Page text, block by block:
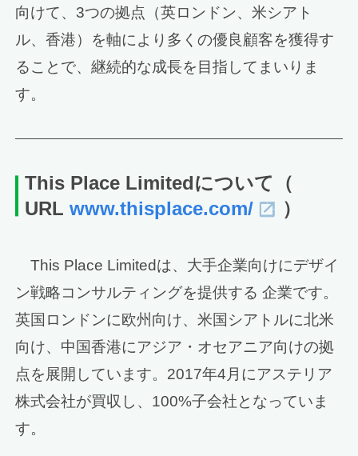
向けて、3つの拠点（英ロンドン、米シアト
ル、香港）を軸により多くの優良顧客を獲得す
ることで、継続的な成長を目指してまいりま
す。
This Place Limitedについて（
URLwww.thisplace.com/ ）
This Place Limitedは、大手企業向けにデザイ
ン戦略コンサルティングを提供する 企業です。
英国ロンドンに欧州向け、米国シアトルに北米
向け、中国香港にアジア・オセアニア向けの拠
点を展開しています。2017年4月にアステリア
株式会社が買収し、100%子会社となっていま
す。